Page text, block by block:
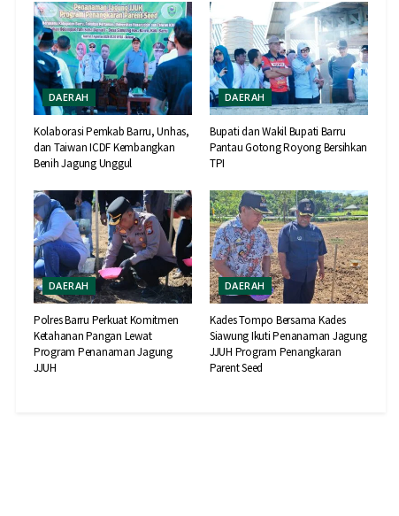
DAERAH
Kolaborasi Pemkab Barru, Unhas,
dan Taiwan ICDF Kembangkan
Benih Jagung Unggul
DAERAH
Bupati dan Wakil Bupati Barru
Pantau Gotong Royong Bersihkan
TPI
DAERAH
Polres Barru Perkuat Komitmen
Ketahanan Pangan Lewat
Program Penanaman Jagung
JJUH
DAERAH
Kades Tompo Bersama Kades
Siawung Ikuti Penanaman Jagung
JJUH Program Penangkaran
Parent Seed